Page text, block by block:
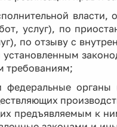
власти,
услуг), по
по отзыву с
требованиям;
органы
предъявляемым к